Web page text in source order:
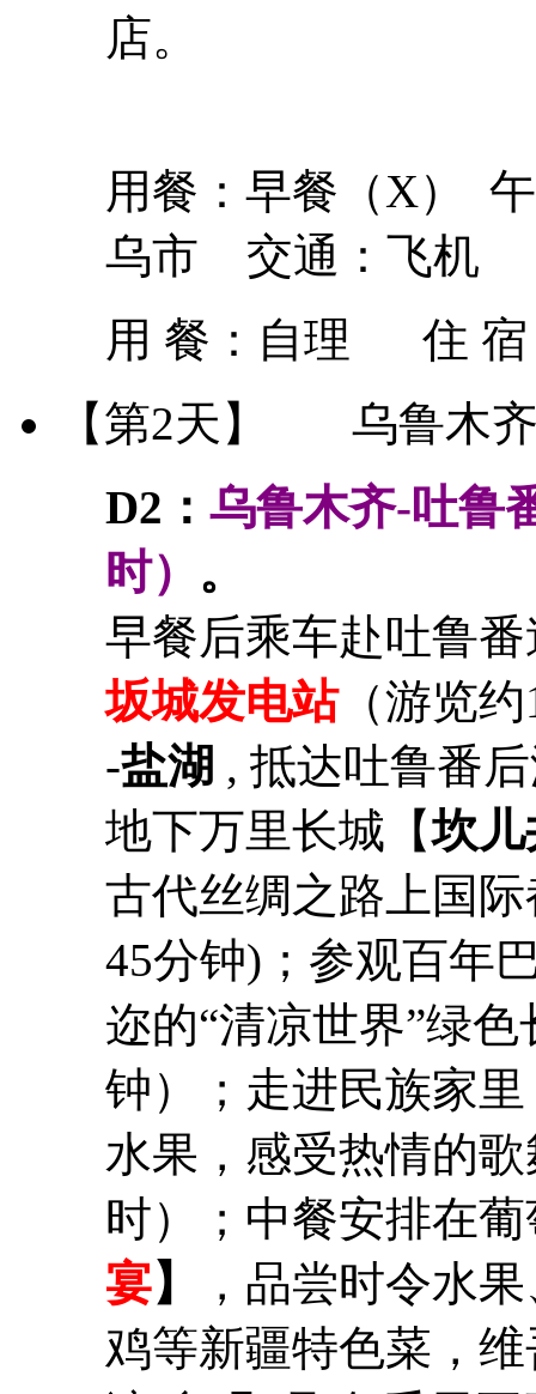
店。
用餐：早餐（X）
乌市 交通：飞机
用 餐： 自理 住
【第2天】
乌鲁木齐
D2： 乌鲁木齐-吐鲁
时） 。
早餐后乘车赴吐鲁
坂城发电站（游览
-盐湖 , 抵达吐鲁番
地下万里长城【坎
古代丝绸之路上国
45分钟)；参观百年
迩的“清凉世界”绿色
钟）；走进民族家
水果，感受热情的
时）；中餐安排在
宴】
，品尝时令水
鸡等新疆特色菜，